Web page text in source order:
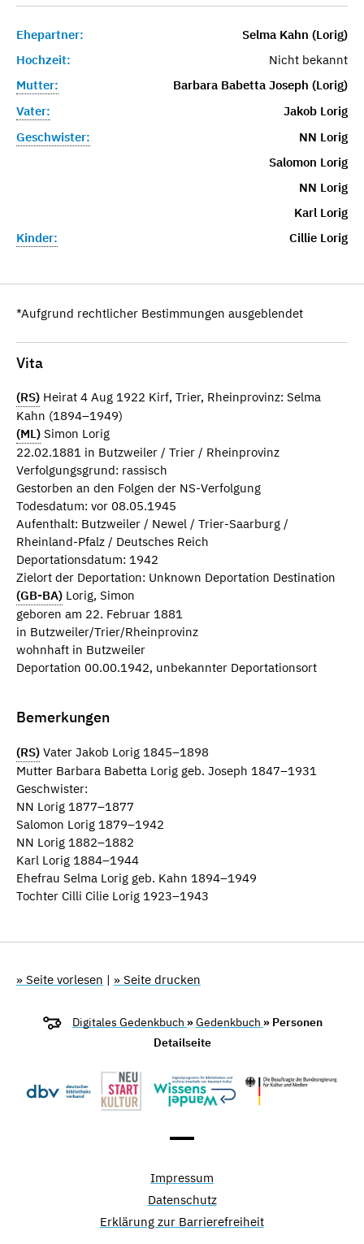
Ehepartner:
Selma Kahn (Lorig)
Hochzeit:
Nicht bekannt
Mutter:
Barbara Babetta Joseph (Lorig)
Vater:
Jakob Lorig
Geschwister:
NN Lorig
Salomon Lorig
NN Lorig
Karl Lorig
Kinder:
Cillie Lorig
*Aufgrund rechtlicher Bestimmungen ausgeblendet
Vita
(RS) Heirat 4 Aug 1922 Kirf, Trier, Rheinprovinz: Selma
Kahn (1894–1949)
(ML) Simon Lorig
22.02.1881 in Butzweiler / Trier / Rheinprovinz
Verfolgungsgrund: rassisch
Gestorben an den Folgen der NS-Verfolgung
Todesdatum: vor 08.05.1945
Aufenthalt: Butzweiler / Newel / Trier-Saarburg /
Rheinland-Pfalz / Deutsches Reich
Deportationsdatum: 1942
Zielort der Deportation: Unknown Deportation Destination
(GB-BA) Lorig, Simon
geboren am 22. Februar 1881
in Butzweiler/Trier/Rheinprovinz
wohnhaft in Butzweiler
Deportation 00.00.1942, unbekannter Deportationsort
Bemerkungen
(RS) Vater Jakob Lorig 1845–1898
Mutter Barbara Babetta Lorig geb. Joseph 1847–1931
Geschwister:
NN Lorig 1877–1877
Salomon Lorig 1879–1942
NN Lorig 1882–1882
Karl Lorig 1884–1944
Ehefrau Selma Lorig geb. Kahn 1894–1949
Tochter Cilli Cilie Lorig 1923–1943
» Seite vorlesen | » Seite drucken
Digitales Gedenkbuch »Gedenkbuch » Personen
Detailseite
Impressum
Datenschutz
Erklärung zur Barrierefreiheit